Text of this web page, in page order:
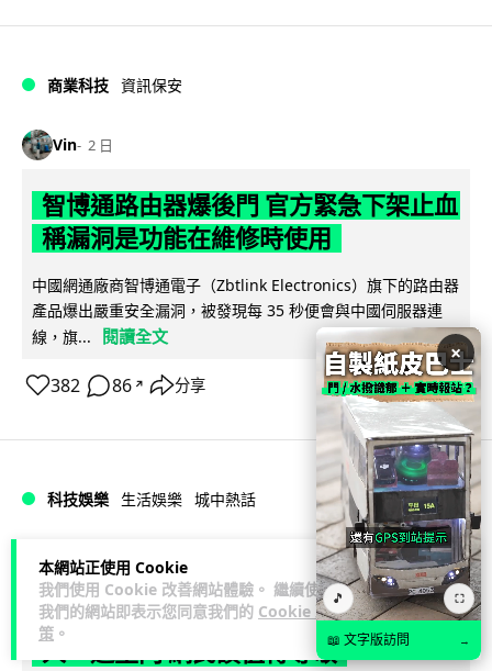
本網站正使用 Cookie
我們使用 Cookie 改善網站體驗。 繼續使用
我們的網站即表示您同意我們的 Cookie 政
策 。
商業科技 資訊保安
Vin 2 日
智博通路由器爆後門 官方緊急下架止血
稱漏洞是功能在維修時使用
中國網通廠商智博通電子（Zbtlink Electronics）旗下的路由器
產品爆出嚴重安全漏洞，被發現每 35 秒便會與中國伺服器連
線，旗...
閱讀全文
382 86 ↗ 分享
科技娛樂 生活娛樂 城中熱話
Lawton 2 日
熊本地震手術室驚魂片瘋傳 醫護保護病
人、逃生門 網民讚值得尊敬
×
🎵 ⛶
📖 文字版訪問 →